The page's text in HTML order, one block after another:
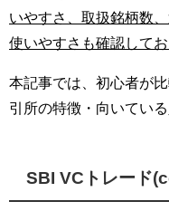
いやすさ、取扱銘柄数
使いやすさも確認して
本記事では、初心者が
引所の特徴・向いてい
SBI VCトレード